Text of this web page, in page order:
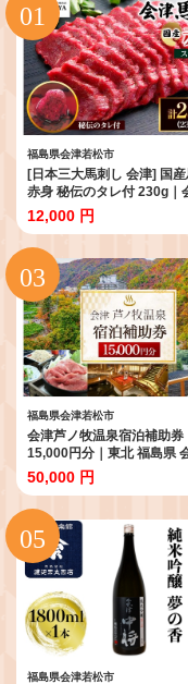
福島県会津若松市
[日本三大馬刺し 会津] 国
赤身 秘伝のタレ付 230g｜
松市 特産品 名物 国産 馬肉
馬刺し 馬 肉刺し 馬刺身 タ
場 ギフト 贈答用 会津 ヘル
ライス カット 冷蔵 [0437]
12,000 円
福島県会津若松市
会津芦ノ牧温泉宿泊補助券
15,000円分｜東北 福島県
松 旅行 クーポン 利用券
50,000 円
福島県会津若松市